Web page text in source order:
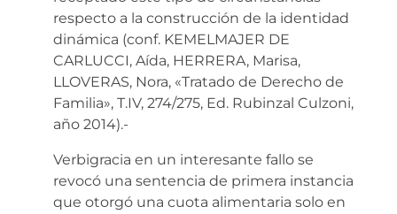
respecto a la construcción de la identidad
dinámica (conf. KEMELMAJER DE
CARLUCCI, Aída, HERRERA, Marisa,
LLOVERAS, Nora, «Tratado de Derecho de
Familia», T.IV, 274/275, Ed. Rubinzal Culzoni,
año 2014).-
Verbigracia en un interesante fallo se
revocó una sentencia de primera instancia
que otorgó una cuota alimentaria solo en